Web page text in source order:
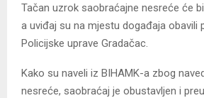
Tačan uzrok saobraćajne nesreće će
a uviđaj su na mjestu događaja obavili
Policijske uprave Gradačac.
Kako su naveli iz BIHAMK-a zbog
nesreće, saobraćaj je obustavljen i